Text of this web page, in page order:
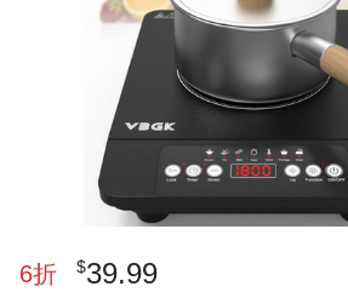
6折 $39.99